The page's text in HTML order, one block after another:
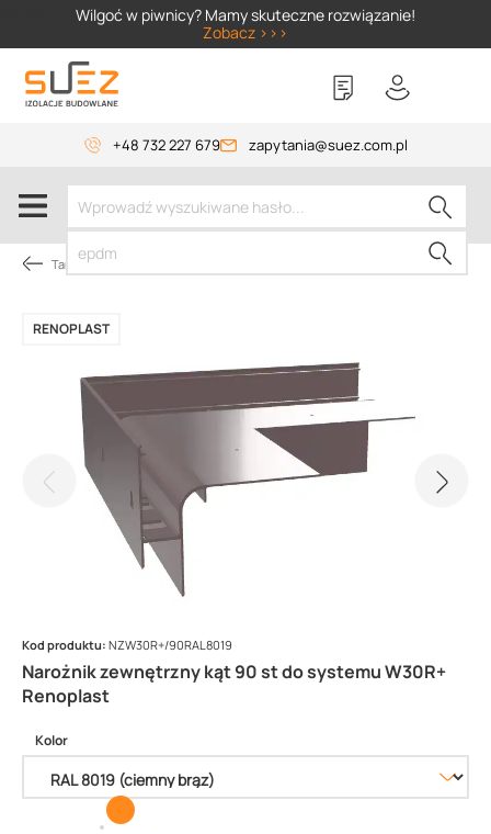
Wilgoć w piwnicy? Mamy skuteczne rozwiązanie!
Zobacz >>>
+48 732 227 679 zapytania@suez.com.pl
Tarasy i balkony wentylowane
Narożnik zewnętrzny kąt 90 st do systemu W30R+
Renoplast
RENOPLAST
Kod produktu: NZW30R+/90RAL8019
Kolor